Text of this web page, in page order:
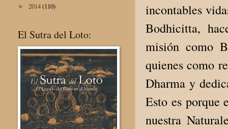
incontables
Bodhicitta,
misión como
quienes como
Dharma y
Esto es porque
nuestra
► 2014(110)
El Sutra del Loto: